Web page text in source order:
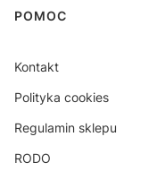
Linki w stopce
POMOC
Kontakt
Polityka cookies
Regulamin sklepu
RODO